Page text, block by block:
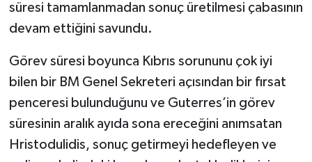
süresi tamamlanmadan sonuç üretilmesi çabasının
devam ettiğini savundu.
Görev süresi boyunca Kıbrıs sorununu çok iyi
bilen bir BM Genel Sekreteri açısından bir fırsat
penceresi bulunduğunu ve Guterres’in görev
süresinin aralık ayıda sona ereceğini anımsatan
Hristodulidis, sonuç getirmeyi hedefleyen ve